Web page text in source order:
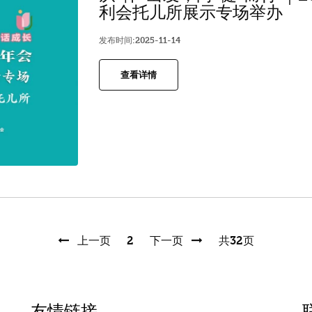
利会托儿所展示专场举办
发布时间:2025-11-14
查看详情
上一页 2 下一页 共32页